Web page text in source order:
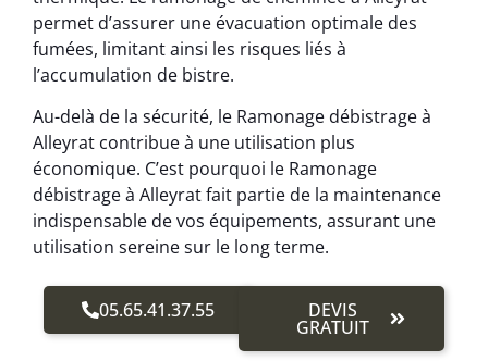
permet d’assurer une évacuation optimale des
fumées, limitant ainsi les risques liés à
l’accumulation de bistre.
Au-delà de la sécurité, le Ramonage débistrage à
Alleyrat contribue à une utilisation plus
économique. C’est pourquoi le Ramonage
débistrage à Alleyrat fait partie de la maintenance
indispensable de vos équipements, assurant une
utilisation sereine sur le long terme.
05.65.41.37.55 DEVIS
GRATUIT